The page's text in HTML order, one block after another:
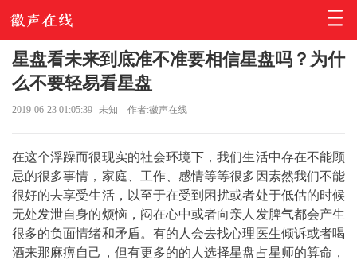
星盘看未来到底准不准要相信星盘吗？为什
么不要轻易看星盘
2019-06-23 01:05:39 未知 作者:徽声在线
在这个浮躁而很现实的社会环境下，我们生活中存在不能顾
忌的很多事情，家庭、工作、感情等等很多因素然我们不能
很好的去享受生活，以至于在受到困扰或者处于低估的时候
无处发泄自身的烦恼，闷在心中或者向亲人发脾气都会产生
很多的负面情绪和矛盾。有的人会去找心理医生倾诉或者喝
酒来那麻痹自己，但有更多的的人选择星盘占星师的算命，